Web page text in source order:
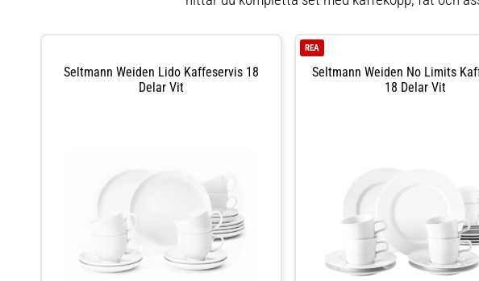
Seltmann Weiden Lido Kaffeservis 18
Delar Vit
Seltmann Weiden No Limits
18 Delar Vit
REA